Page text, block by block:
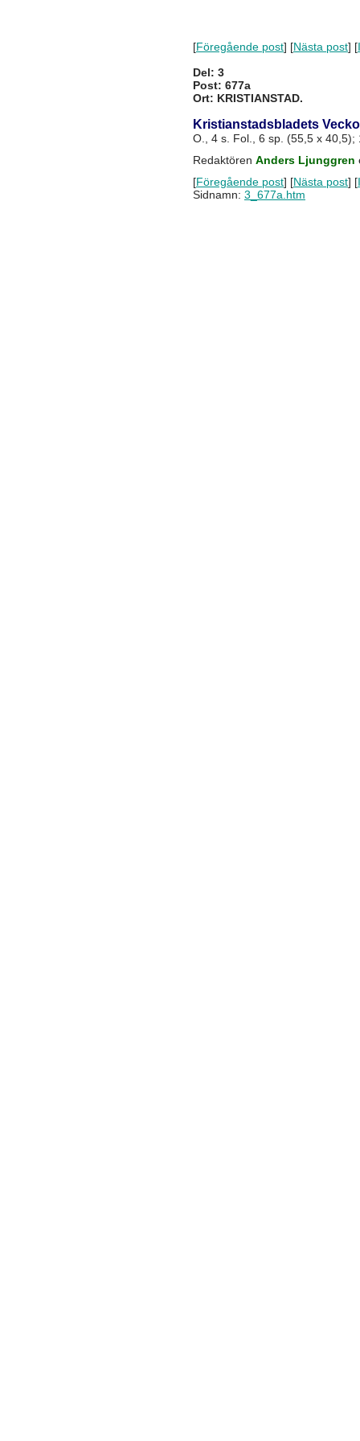
[Föregående post] [Nästa post] [
Del: 3
Post: 677a
Ort: KRISTIANSTAD.
Kristianstadsbladets
O., 4 s. Fol., 6 sp. (55,5 x 40,5);
Redaktören Anders Ljunggren
[Föregående post] [Nästa post] [
Sidnamn: 3_677a.htm